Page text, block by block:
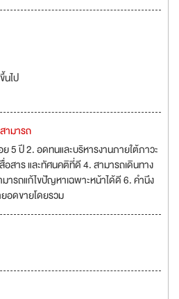
ไป
ามารถ
5 ปี 2. อดทนและบริหารงานภายใต้ภาวะ
สาร และทัศนคติที่ดี 4. สามารถเดินทาง
ารถแก้ไขปัญหาเฉพาะหน้าได้ดี 6. คำนึง
อดขายโดยรวม